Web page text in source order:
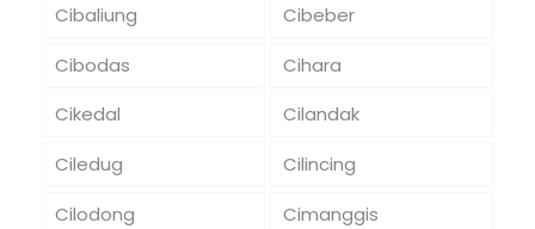
Cibaliung
Cibeber
Cibodas
Cihara
Cikedal
Cilandak
Ciledug
Cilincing
Cilodong
Cimanggis